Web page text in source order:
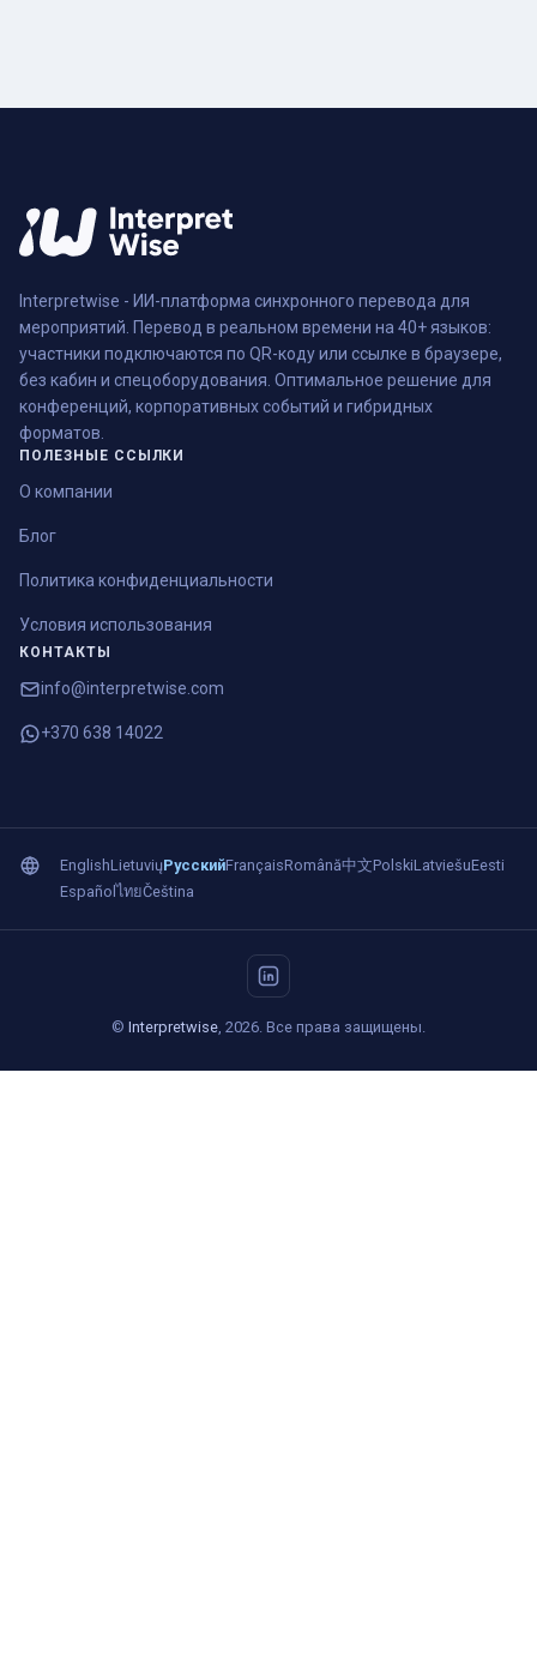
Interpretwise - ИИ-платформа синхронного перевода для
мероприятий. Перевод в реальном времени на 40+ языков:
участники подключаются по QR-коду или ссылке в браузере,
без кабин и спецоборудования. Оптимальное решение для
конференций, корпоративных событий и гибридных
форматов.
ПОЛЕЗНЫЕ ССЫЛКИ
О компании
Блог
Политика конфиденциальности
Условия использования
КОНТАКТЫ
info@interpretwise.com
+370 638 14022
EnglishLietuviųРусскийFrançaisRomână中文PolskiLatviešuEesti
EspañolไทยČeština
© Interpretwise, 2026. Все права защищены.